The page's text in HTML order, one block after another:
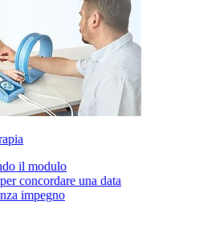
il modulo
concordare una data
impegno